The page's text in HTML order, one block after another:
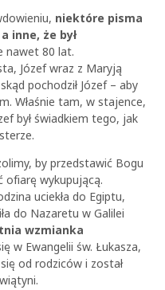
niektóre pisma
inne, że był
nawet 80 lat.
Józef wraz z Maryją
pochodził Józef – aby
Właśnie tam, w stajence,
był świadkiem tego, jak
by przedstawić Bogu
ofiarę wykupującą.
uciekła do Egiptu,
do Nazaretu w Galilei
wzmianka
w Ewangelii św. Łukasza,
od rodziców i został